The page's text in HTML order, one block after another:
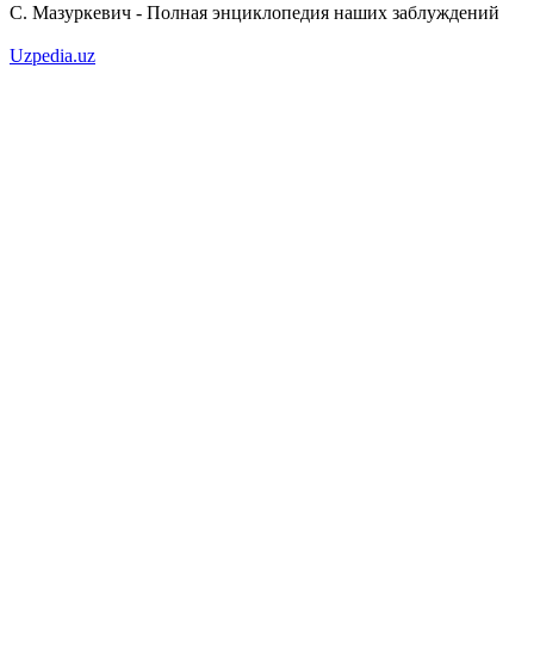
С. Мазуркевич - Полная энциклопедия наших заблуждений
Uzpedia.uz